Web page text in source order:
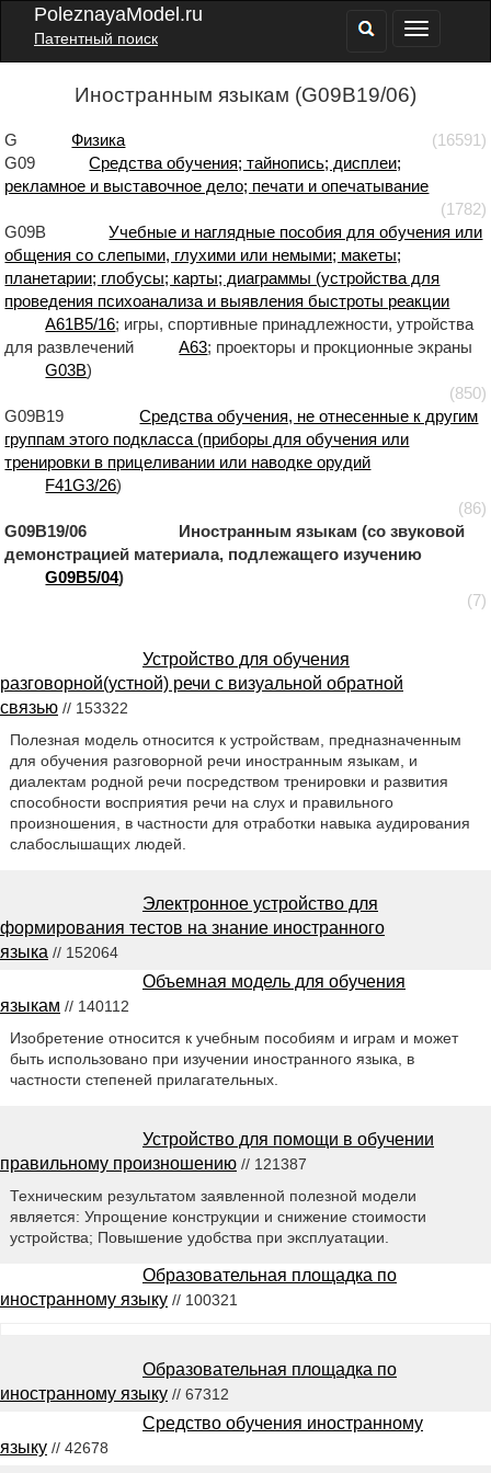
PoleznayaModel.ru
Патентный поиск
Иностранным языкам (G09B19/06)
G Физика
(16591)
G09
Средства обучения; тайнопись; дисплеи;
рекламное и выставочное дело; печати и опечатывание
(1782)
G09B
Учебные и наглядные пособия для обучения или
общения со слепыми, глухими или немыми; макеты;
планетарии; глобусы; карты; диаграммы (устройства для
проведения психоанализа и выявления быстроты реакции
A61B5/16; игры, спортивные принадлежности, утройства
для развлечений
A63; проекторы и прокционные экраны
G03B)
(850)
G09B19
Средства обучения, не отнесенные к другим
группам этого подкласса (приборы для обучения или
тренировки в прицеливании или наводке орудий
F41G3/26)
(86)
G09B19/06 Иностранным языкам (со звуковой
демонстрацией материала, подлежащего изучению
G09B5/04)
(7)
Устройство для обучения
разговорной(устной) речи с визуальной обратной
связью // 153322
Полезная модель относится к устройствам, предназначенным
для обучения разговорной речи иностранным языкам, и
диалектам родной речи посредством тренировки и развития
способности восприятия речи на слух и правильного
произношения, в частности для отработки навыка аудирования
слабослышащих людей.
Электронное устройство для
формирования тестов на знание иностранного
языка // 152064
Объемная модель для обучения
языкам // 140112
Изобретение относится к учебным пособиям и играм и может
быть использовано при изучении иностранного языка, в
частности степеней прилагательных.
Устройство для помощи в обучении
правильному произношению // 121387
Техническим результатом заявленной полезной модели
является: Упрощение конструкции и снижение стоимости
устройства; Повышение удобства при эксплуатации.
Образовательная площадка по
иностранному языку // 100321
Образовательная площадка по
иностранному языку // 67312
Средство обучения иностранному
языку // 42678